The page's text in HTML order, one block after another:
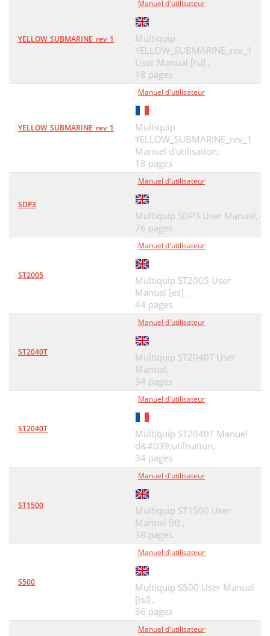
FAN COVER ASSY
FUEL TANK ASSY
56
MUFFLER ASSY
RECOIL STARTER ASSY
64
NO ARTWORK AVALIBLE
Effective: February 22, 2006
68
HERE'S HOW TO GET HELP
70
YELLOW_SUBMARINE_rev_1
Manuel d'utilisateur
Multiquip
YELLOW_SUBMARINE_rev_1
User Manual [ru] ,
18 pages
YELLOW_SUBMARINE_rev_1
Manuel d'utilisateur
Multiquip
YELLOW_SUBMARINE_rev_1
Manuel d'utilisation,
18 pages
SDP3
Manuel d'utilisateur
Multiquip SDP3 User Manual,
76 pages
ST2005
Manuel d'utilisateur
Multiquip ST2005 User
Manual [es] ,
44 pages
ST2040T
Manuel d'utilisateur
Multiquip ST2040T User
Manual,
34 pages
ST2040T
Manuel d'utilisateur
Multiquip ST2040T Manuel
d&#039;utilisation,
34 pages
ST1500
Manuel d'utilisateur
Multiquip ST1500 User
Manual [it] ,
38 pages
S500
Manuel d'utilisateur
Multiquip S500 User Manual
[ru] ,
36 pages
Manuel d'utilisateur